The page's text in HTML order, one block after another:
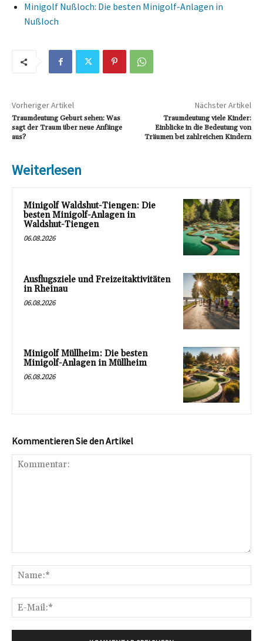
Minigolf Nußloch: Die besten Minigolf-Anlagen in
Nußloch
Vorheriger Artikel
Traumdeutung Geburt sehen: Was
sagt der Traum über neue Anfänge
aus?
Nächster Artikel
Traumdeutung viele Kinder:
Einblicke in die Bedeutung von
Träumen bei zahlreichen Kindern
Weiterlesen
Minigolf Waldshut-Tiengen: Die
besten Minigolf-Anlagen in
Waldshut-Tiengen
06.08.2026
Ausflugsziele und Freizeitaktivitäten
in Rheinau
06.08.2026
Minigolf Müllheim: Die besten
Minigolf-Anlagen in Müllheim
06.08.2026
Kommentieren Sie den Artikel